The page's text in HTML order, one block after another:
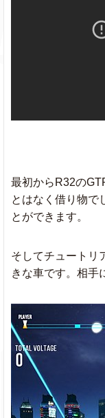
最初からR32の
とはなく借り物で
とができます。
そしてチュートリ
きな車です。相手